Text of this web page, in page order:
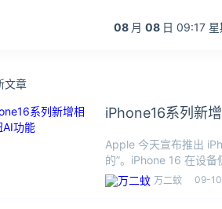
08 月 08 日 09:17
文章
iPhone16系列新
Apple 今天宣布推出
的”。iPhone 16 在设
万二蚊 09-10